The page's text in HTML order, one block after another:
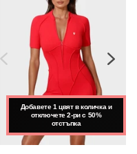
Bestseller
Допълнителни 25% отстъпка
EXTRA25
Добавете 1 цвят в количка и
отключете 2-ри с 50%
отстъпка